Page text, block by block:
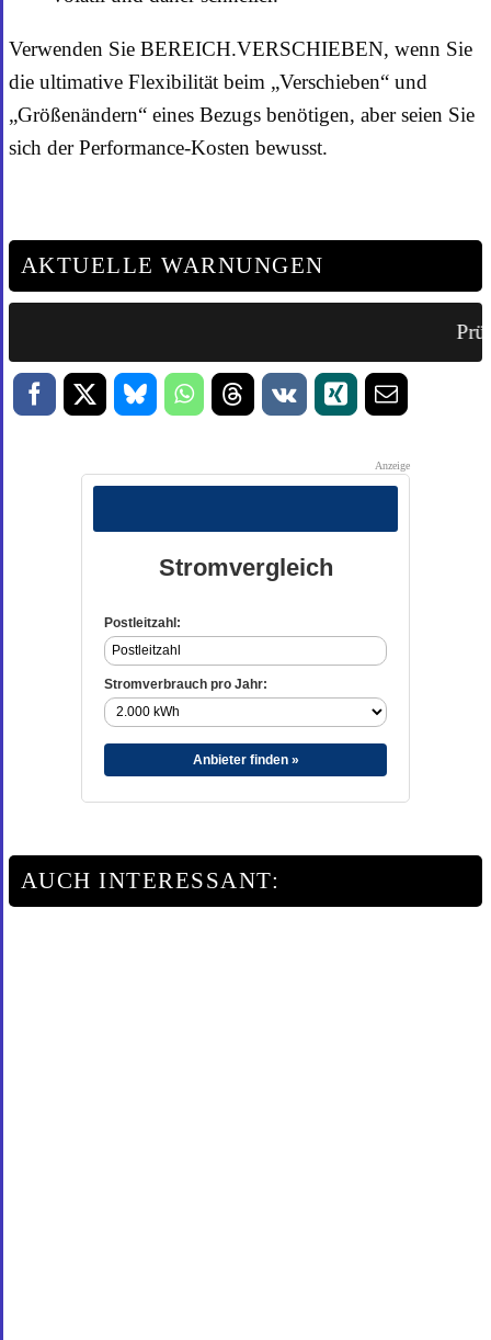
Verwenden Sie BEREICH.VERSCHIEBEN, wenn Sie
die ultimative Flexibilität beim „Verschieben“ und
„Größenändern“ eines Bezugs benötigen, aber seien Sie
sich der Performance-Kosten bewusst.
AKTUELLE WARNUNGEN
Anzeige
Stromvergleich
Postleitzahl:
Stromverbrauch pro Jahr:
Anbieter finden »
AUCH INTERESSANT: